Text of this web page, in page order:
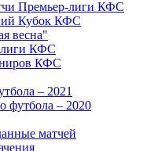
Премьер-лиги КФС
Кубок КФС
весна"
лиги КФС
КФС
– 2021
футбола – 2020
матчей